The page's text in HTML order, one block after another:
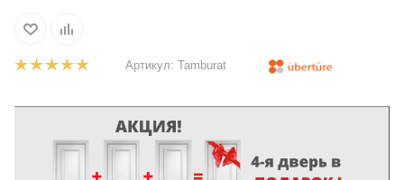
Артикул: Tamburat